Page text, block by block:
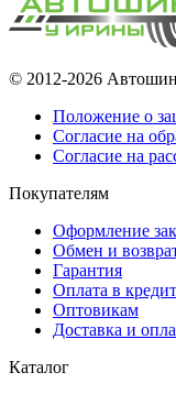
© 2012-2026
Положение о
Согласие на
Согласие на
Покупателям
Оформление
Обмен и
Гарантия
Оплата в кредит
Оптовикам
Доставка и
Каталог